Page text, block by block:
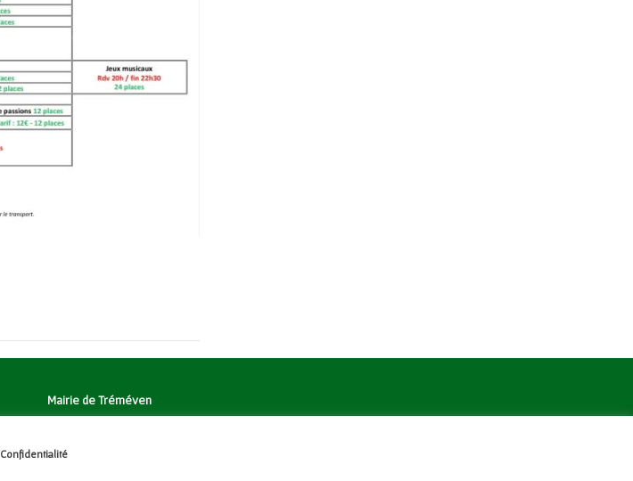
Mairie de Tréméven
Tél:
Confidentialité